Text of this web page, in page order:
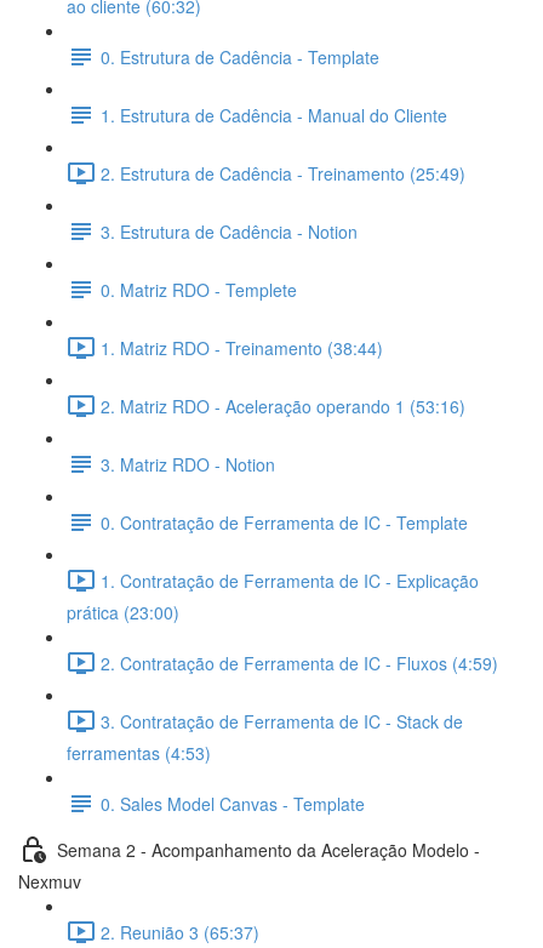
ao cliente (60:32)
0. Estrutura de Cadência - Template
1. Estrutura de Cadência - Manual do Cliente
2. Estrutura de Cadência - Treinamento (25:49)
3. Estrutura de Cadência - Notion
0. Matriz RDO - Templete
1. Matriz RDO - Treinamento (38:44)
2. Matriz RDO - Aceleração operando 1 (53:16)
3. Matriz RDO - Notion
0. Contratação de Ferramenta de IC - Template
1. Contratação de Ferramenta de IC - Explicação
prática (23:00)
2. Contratação de Ferramenta de IC - Fluxos (4:59)
3. Contratação de Ferramenta de IC - Stack de
ferramentas (4:53)
0. Sales Model Canvas - Template
Semana 2 - Acompanhamento da Aceleração Modelo -
Nexmuv
2. Reunião 3 (65:37)